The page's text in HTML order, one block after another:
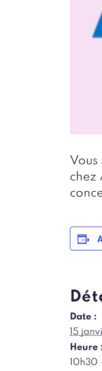
chez
Date :
15
Heure :
10h30